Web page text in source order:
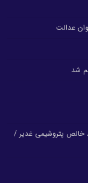
عدالت
شد
و رشد ۲۰۶ درصدی سود خالص پتروشیمی غدیر /